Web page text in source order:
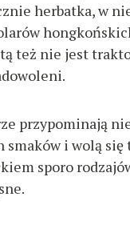
herbatka, w
też nie jest
przypominają
i wolą się
sporo